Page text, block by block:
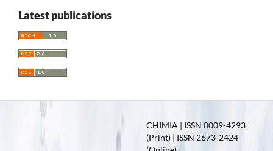
Latest publications
CHIMIA | ISSN 0009-4293
(Print) | ISSN 2673-2424